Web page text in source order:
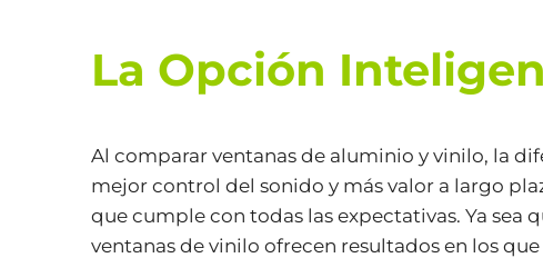
La Opción
Al comparar ventanas de aluminio y vinilo, la
mejor control del sonido y más valor a largo
que cumple con todas las expectativas. Ya
ventanas de vinilo ofrecen resultados en los